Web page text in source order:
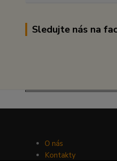
Sledujte nás na
O nás
Kontakty